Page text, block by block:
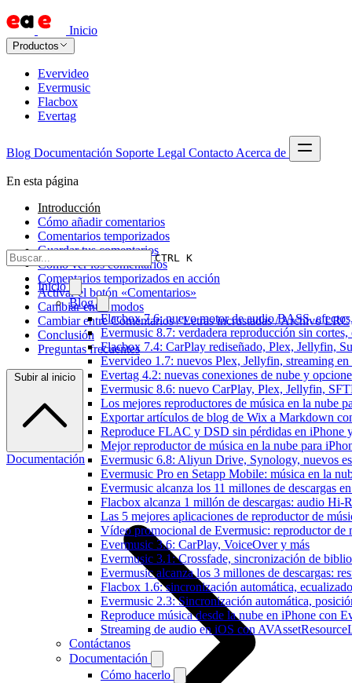
Inicio
Productos
Evervideo
Evermusic
Flacbox
Evertag
Blog Documentación Soporte Legal Contacto Acerca de
CTRL K
Inicio
Blog
Flacbox 7.6: nuevo motor de audio BASS,
Evermusic 8.7: verdadera reproducción sin
Flacbox 7.4: CarPlay rediseñado, Plex, Jellyfin,
Evervideo 1.7: nuevos Plex, Jellyfin, streaming
Evertag 4.2: nuevas conexiones de nube y
Evermusic 8.6: nuevo CarPlay, Plex, Jellyfin,
Los mejores reproductores de música en la nube
Exportar artículos de blog de Wix a Markdown
Reproduce FLAC y DSD sin pérdidas en iPhone
Mejor reproductor de música en la nube para
Evermusic 6.8: Aliyun Drive, Synology, nuevos
Evermusic Pro en Setapp Mobile: música en la
Evermusic alcanza los 11 millones de descargas
Flacbox alcanza 1 millón de descargas: audio Hi-
Las 5 mejores aplicaciones de reproductor de
Vídeo promocional de Evermusic: reproductor de
Evermusic 3.6: CarPlay, VoiceOver y más
Evermusic 3.1: Crossfade, sincronización de
Evermusic alcanza los 3 millones de descargas:
Flacbox 1.6: sincronización automática,
Evermusic 2.3: Sincronización automática,
Reproduce música desde la nube en iPhone con
Streaming de audio en iOS con
Contáctanos
Documentación
Cómo hacerlo
En esta página
Introducción
Cómo añadir comentarios
Comentarios temporizados
Guardar tus comentarios
Cómo ver los comentarios
Comentarios temporizados en acción
Activar el botón «Comentarios»
Cambiar entre modos
Cambiar entre Comentarios / Letras incrustadas / Archivo LRC
Conclusión
Preguntas frecuentes
Subir al inicio
Documentación